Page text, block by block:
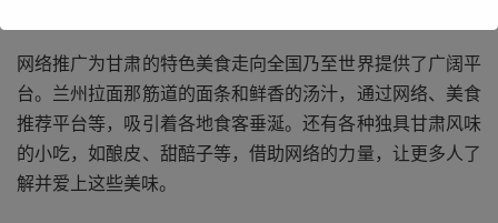
网络推广为甘肃的特色美食走向全国乃至世界提供了广阔平
台。兰州拉面那筋道的面条和鲜香的汤汁，通过网络、美食
推荐平台等，吸引着各地食客垂涎。还有各种独具甘肃风味
的小吃，如酿皮、甜醅子等，借助网络的力量，让更多人了
解并爱上这些美味。